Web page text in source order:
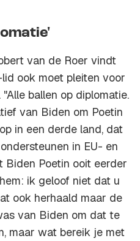
van de Roer vindt
ook moet pleiten voor
ballen op diplomatie.
van Biden om Poetin
in een derde land, dat
in EU- en
Biden Poetin ooit eerder
ik geloof niet dat u
ook herhaald maar de
van Biden om dat te
maar wat bereik je met